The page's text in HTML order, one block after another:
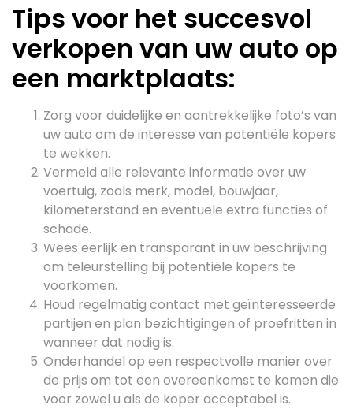
Tips voor het succesvol
verkopen van uw auto op
een marktplaats:
Zorg voor duidelijke en aantrekkelijke foto’s van
uw auto om de interesse van potentiële kopers
te wekken.
Vermeld alle relevante informatie over uw
voertuig, zoals merk, model, bouwjaar,
kilometerstand en eventuele extra functies of
schade.
Wees eerlijk en transparant in uw beschrijving
om teleurstelling bij potentiële kopers te
voorkomen.
Houd regelmatig contact met geïnteresseerde
partijen en plan bezichtigingen of proefritten in
wanneer dat nodig is.
Onderhandel op een respectvolle manier over
de prijs om tot een overeenkomst te komen die
voor zowel u als de koper acceptabel is.